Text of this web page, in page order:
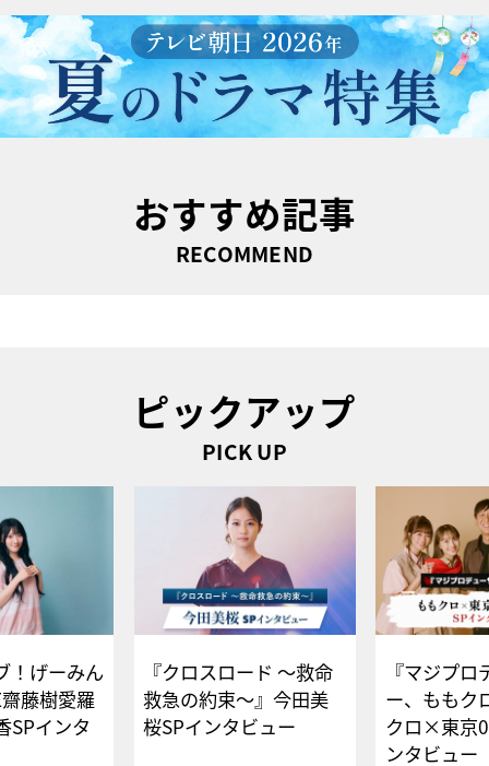
おすすめ記事
RECOMMEND
ピックアップ
PICK UP
！げーみん
藤樹愛羅
SPインタ
『クロスロード ～救命
救急の約束～』今田美
桜SPインタビュー
『マジプロ
ー、ももク
クロ×東京
ンタビュー